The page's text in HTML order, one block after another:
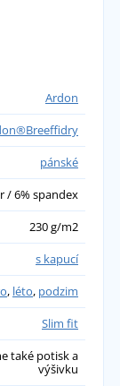
Ardon
pánské
/ 6% spandex
230 g/m2
s kapucí
, léto, podzim
Slim fit
také potisk a
výšivku